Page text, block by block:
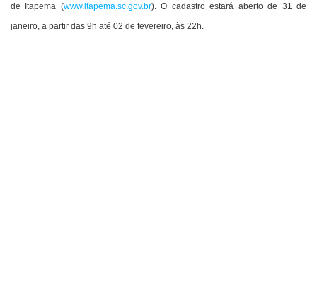
de Itapema (www.itapema.sc.gov.br). O cadastro estará aberto de 31 de
janeiro, a partir das 9h até 02 de fevereiro, às 22h.